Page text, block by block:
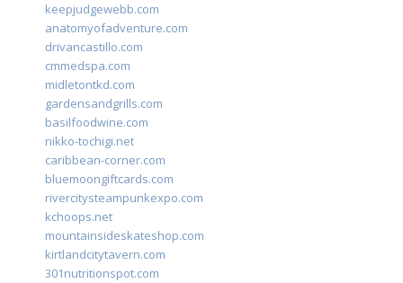
keepjudgewebb.com
anatomyofadventure.com
drivancastillo.com
cmmedspa.com
midletontkd.com
gardensandgrills.com
basilfoodwine.com
nikko-tochigi.net
caribbean-corner.com
bluemoongiftcards.com
rivercitysteampunkexpo.com
kchoops.net
mountainsideskateshop.com
kirtlandcitytavern.com
301nutritionspot.com